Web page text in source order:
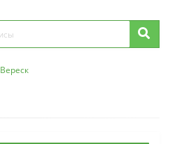
Вереск